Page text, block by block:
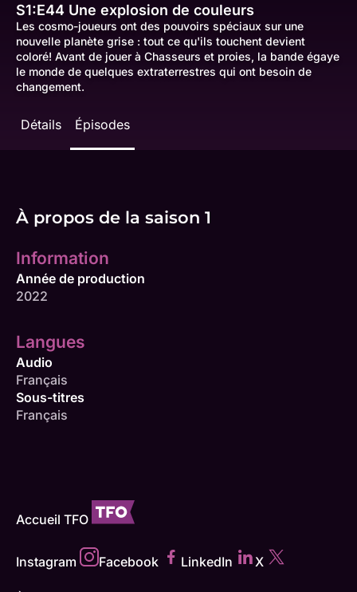
S1:E44 Une explosion de couleurs
Les cosmo-joueurs ont des pouvoirs spéciaux sur une
nouvelle planète grise : tout ce qu'ils touchent devient
coloré! Avant de jouer à Chasseurs et proies, la bande égaye
le monde de quelques extraterrestres qui ont besoin de
changement.
Détails Épisodes
À propos de la saison 1
Information
Année de production
2022
Langues
Audio
Français
Sous-titres
Français
Accueil TFO
Instagram Facebook LinkedIn X